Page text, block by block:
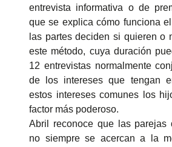
entrevista informativa o de
que se explica cómo funciona
las partes deciden si quieren o
este método, cuya duración
12 entrevistas normalmente
de los intereses que tengan
estos intereses comunes los
factor más poderoso.
Abril reconoce que las parejas
no siempre se acercan a la